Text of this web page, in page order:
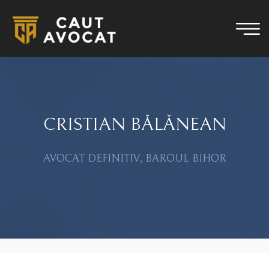
CRISTIAN BĂLĂNEAN
AVOCAT DEFINITIV, BAROUL BIHOR